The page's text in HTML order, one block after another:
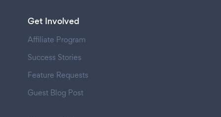
Get Involved
Affiliate Program
Success Stories
Feature Requests
Guest Blog Post